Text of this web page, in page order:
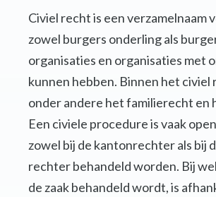
Civiel recht is een verzamelnaam
zowel burgers onderling als
organisaties en organisaties met
kunnen hebben. Binnen het civiel
onder andere het familierecht en
Een civiele procedure is vaak
zowel bij de kantonrechter als bij
rechter behandeld worden. Bij
de zaak behandeld wordt, is